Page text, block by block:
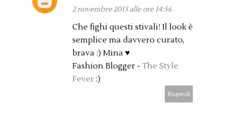
2 novembre 2013 alle ore 14:56
Che fighi questi stivali! Il look è
semplice ma davvero curato,
brava :) Mina ♥
Fashion Blogger - The Style
Fever :)
Rispondi